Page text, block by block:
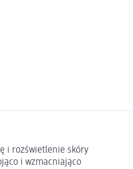
i rozświetlenie skóry
i wzmacniająco